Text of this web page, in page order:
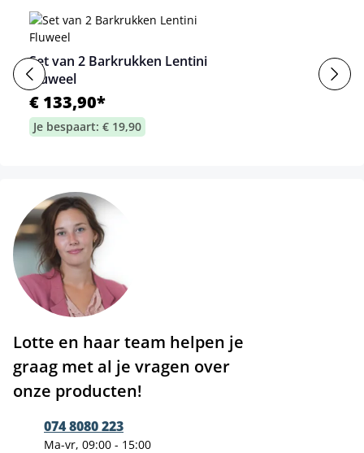
Set van 2 Barkrukken Lentini
Fluweel
€ 133,90*
Je bespaart: € 19,90
Lotte en haar team helpen je
graag met al je vragen over
onze producten!
074 8080 223
Ma-vr, 09:00 - 15:00